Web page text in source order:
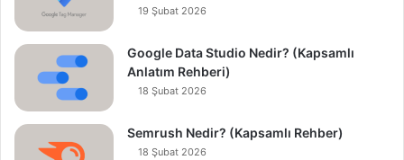
19 Şubat 2026
Google Data Studio Nedir? (Kapsamlı
Anlatım Rehberi)
18 Şubat 2026
Semrush Nedir? (Kapsamlı Rehber)
18 Şubat 2026